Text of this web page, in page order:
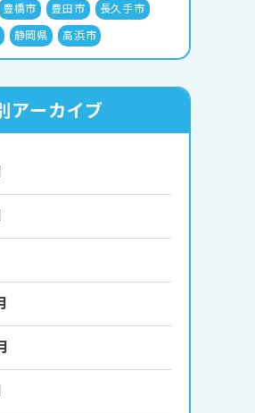
豊橋市 豊田市
長久手市
静岡県 高浜市
アーカイブ